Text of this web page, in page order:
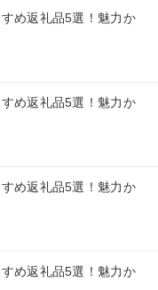
め返礼品5選！魅力か
め返礼品5選！魅力か
め返礼品5選！魅力か
め返礼品5選！魅力か